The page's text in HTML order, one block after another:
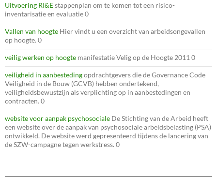
Uitvoering RI&Estappenplan om te komen tot een risico-
inventarisatie en evaluatie 0
Vallen van hoogte Hier vindt u een overzicht van arbeidsongevallen
op hoogte. 0
veilig werken op hoogte manifestatie Velig op de Hoogte 2011 0
veiligheid in aanbestedingopdrachtgevers die de Governance Code
Veiligheid in de Bouw (GCVB) hebben ondertekend,
veiligheidsbewustzijn als verplichting op in aanbestedingen en
contracten. 0
website voor aanpak psychosociale De Stichting van de Arbeid heeft
een website over de aanpak van psychosociale arbeidsbelasting (PSA)
ontwikkeld. De website werd gepresenteerd tijdens de lancering van
de SZW-campagne tegen werkstress. 0